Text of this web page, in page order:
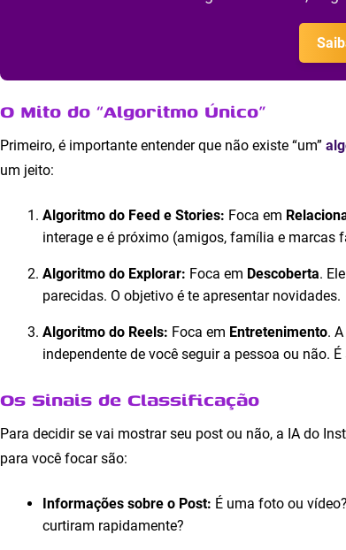
O Mito do “Algoritmo Único”
Primeiro, é importante entender que não existe “um”
um jeito:
Algoritmo do Feed e Stories: Foca em
interage e é próximo (amigos, família e marcas
Algoritmo do Explorar: Foca em Descoberta.
parecidas. O objetivo é te apresentar novidades.
Algoritmo do Reels: Foca em Entretenimento.
independente de você seguir a pessoa ou não.
Os Sinais de Classificação
Para decidir se vai mostrar seu post ou não, a IA do
para você focar são:
Informações sobre o Post: É uma foto ou
curtiram rapidamente?